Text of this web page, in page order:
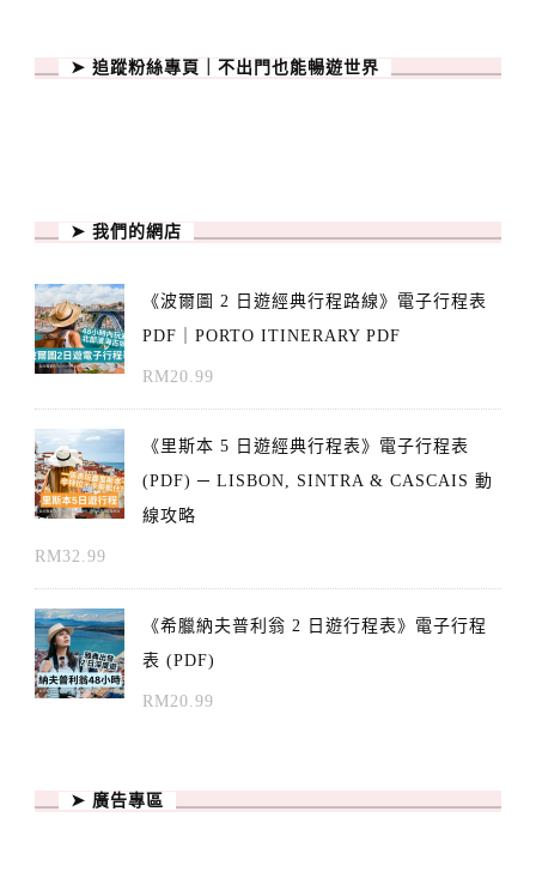
➤ 追蹤粉絲專頁｜不出門也能暢遊世界
➤ 我們的網店
《波爾圖 2 日遊經典行程路線》電子行程表
PDF｜PORTO ITINERARY PDF
RM20.99
《里斯本 5 日遊經典行程表》電子行程表
(PDF) ─ LISBON, SINTRA & CASCAIS 動
線攻略
RM32.99
《希臘納夫普利翁 2 日遊行程表》電子行程
表 (PDF)
RM20.99
➤ 廣告專區